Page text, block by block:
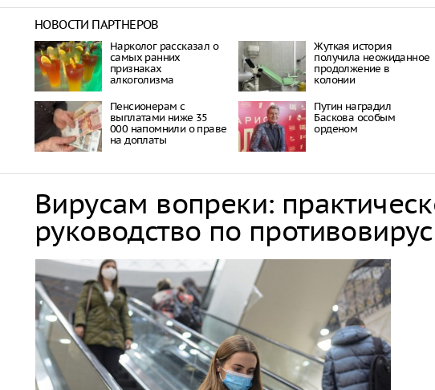
НОВОСТИ ПАРТНЕРОВ
Нарколог рассказал о
самых ранних
признаках
алкоголизма
Жуткая история
получила неожиданное
продолжение в
колонии
Пенсионерам с
выплатами ниже 35
000 напомнили о праве
на доплаты
Путин наградил
Баскова особым
орденом
Вирусам вопреки:
руководство по